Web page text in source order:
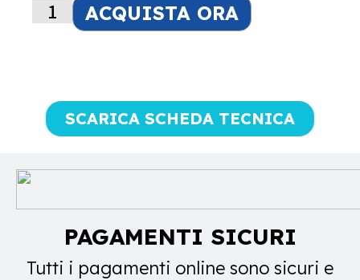
SCARICA SCHEDA TECNICA
ACQUISTA ORA
Alternative:
PAGAMENTI SICURI
Tutti i pagamenti online sono sicuri e